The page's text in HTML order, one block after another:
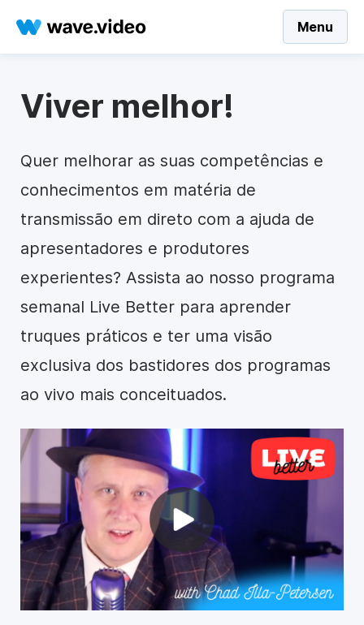
Menu
Viver melhor!
Quer melhorar as suas competências e
conhecimentos em matéria de
transmissão em direto com a ajuda de
apresentadores e produtores
experientes? Assista ao nosso programa
semanal Live Better para aprender
truques práticos e ter uma visão
exclusiva dos bastidores dos programas
ao vivo mais conceituados.